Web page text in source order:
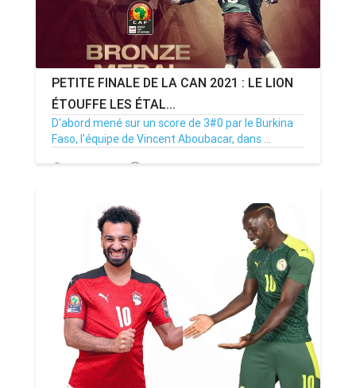
PETITE FINALE DE LA CAN 2021 : LE LION
ÉTOUFFE LES ÉTAL...
D'abord mené sur un score de 3#0 par le Burkina
Faso, l'équipe de Vincent Aboubacar, dans ...
05/02/22 Par MenouActu 3